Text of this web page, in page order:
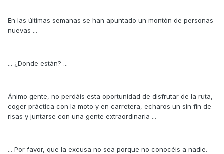
En las últimas semanas se han apuntado un montón de personas
nuevas ...
... ¿Donde están? ...
Ánimo gente, no perdáis esta oportunidad de disfrutar de la ruta,
coger práctica con la moto y en carretera, echaros un sin fin de
risas y juntarse con una gente extraordinaria ...
... Por favor, que la excusa no sea porque no conocéis a nadie.